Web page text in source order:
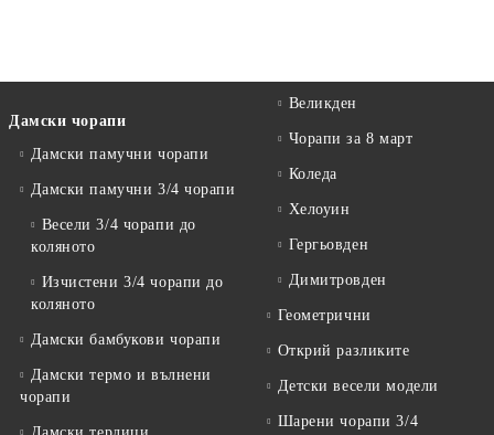
Дамски чорапи
Дамски памучни чорапи
Дамски памучни 3/4 чорапи
Весели 3/4 чорапи до
коляното
Изчистени 3/4 чорапи до
коляното
Дамски бамбукови чорапи
Дамски термо и вълнени
чорапи
Великден
Чорапи за 8 март
Коледа
Хелоуин
Гергьовден
Димитровден
Геометрични
Открий разликите
Детски весели модели
Шарени чорапи 3/4